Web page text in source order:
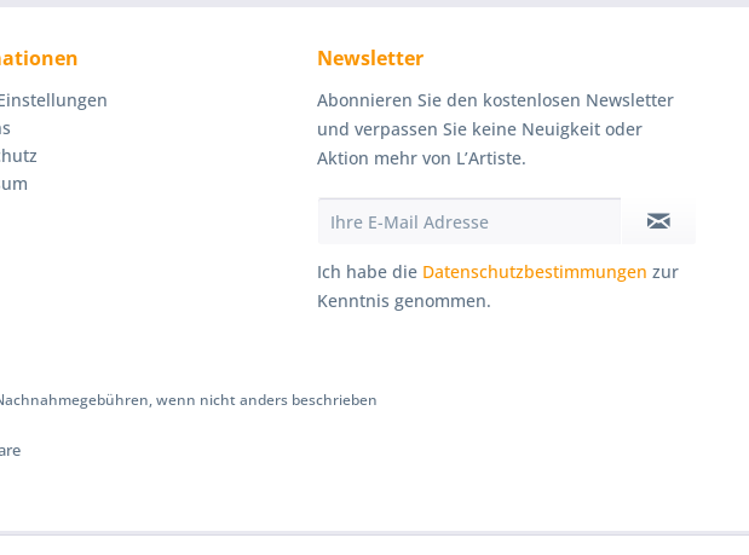
Newsletter
Abonnieren Sie den kostenlosen Newsletter
und verpassen Sie keine Neuigkeit oder
Aktion mehr von L’Artiste.
Ich habe die Datenschutzbestimmungen zur
Kenntnis genommen.
wenn nicht anders beschrieben